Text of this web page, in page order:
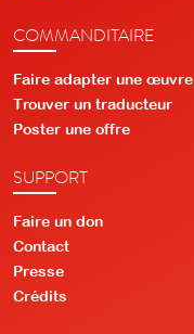
COMMANDITAIRE
Faire adapter une œuvre
Trouver un traducteur
Poster une offre
SUPPORT
Faire un don
Contact
Presse
Crédits